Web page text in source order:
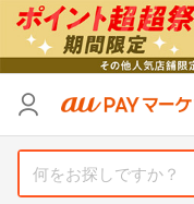
支払い方法
支払い方法